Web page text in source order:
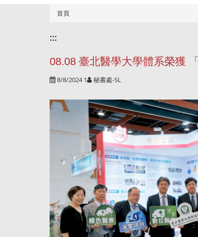
首頁
:::
08.08 臺北醫學大學體系榮獲
8/8/2024 1 秘書處-SL